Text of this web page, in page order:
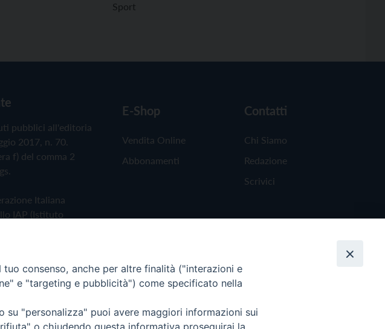
Sport
pubblici all'editoria
2017, n. 70.
f) del comma 2
Italiana
IAP (Istituto
E-Shop
Vendita Online
Abbonamenti
Contatti
Chi Siamo
Redazione
Scrivici
consenso, anche per altre finalità ("interazioni e
e "targeting e pubblicità") come specificato nella
"personalizza" puoi avere maggiori informazioni sui